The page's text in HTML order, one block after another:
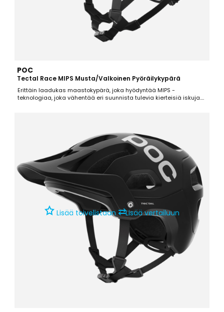
POC
Tectal Race MIPS Musta/Valkoinen Pyöräilykypärä
Erittäin laadukas maastokypärä, joka hyödyntää MIPS -
teknologiaa, joka vähentää eri suunnista tulevia kierteisiä iskuja.
Lisää toivelistaan ⇄Lisää vertailuun